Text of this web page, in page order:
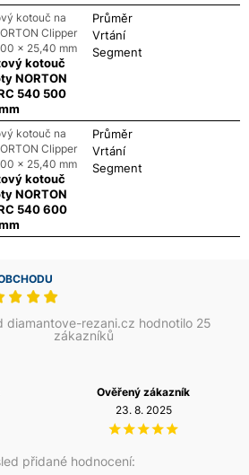
kotouč na
Clipper
x 25,40 mm
kotouč
NORTON
540 500
Průměr
Vrtání
Segment
kotouč na
Clipper
x 25,40 mm
kotouč
NORTON
540 600
Průměr
Vrtání
Segment
diamantove-rezani.cz hodnotilo 25
zákazníků
přidané hodnocení:
Ověřený zákazník
23. 8. 2025